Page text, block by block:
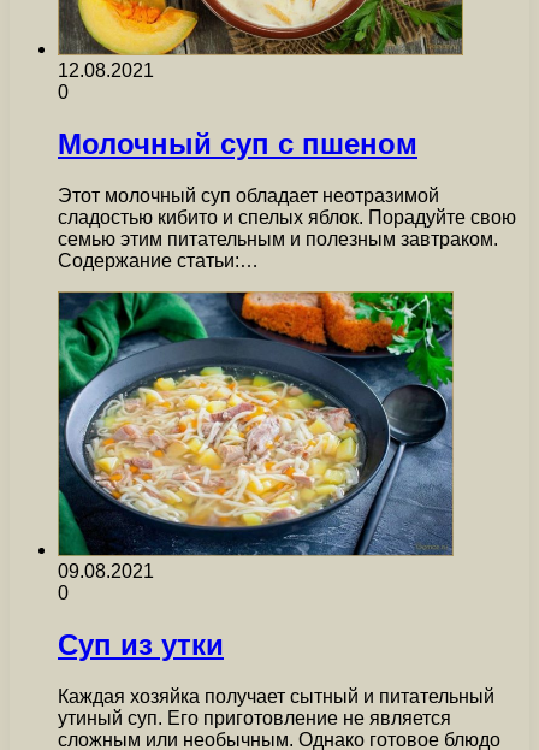
12.08.2021
0
Молочный суп с пшеном
Этот молочный суп обладает неотразимой
сладостью кибито и спелых яблок. Порадуйте свою
семью этим питательным и полезным завтраком.
Содержание статьи:…
09.08.2021
0
Суп из утки
Каждая хозяйка получает сытный и питательный
утиный суп. Его приготовление не является
сложным или необычным. Однако готовое блюдо